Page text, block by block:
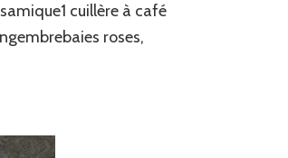
cuillère à café
roses,